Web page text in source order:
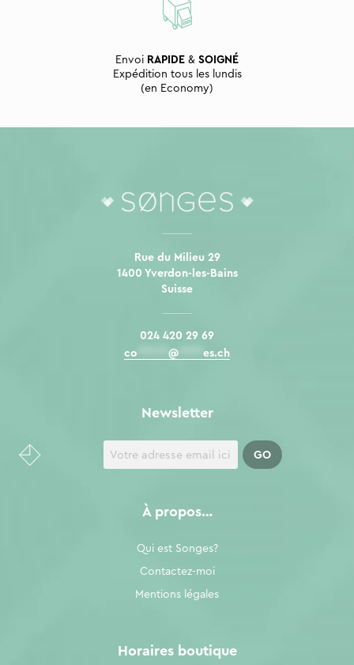
Envoi RAPIDE & SOIGNÉ
Expédition tous les lundis
(en Economy)
Rue du Milieu 29
1400 Yverdon-les-Bains
Suisse
024 420 29 69
co
@ es.ch
À propos…
Qui est Songes?
Contactez-moi
Mentions légales
Newsletter
Horaires boutique